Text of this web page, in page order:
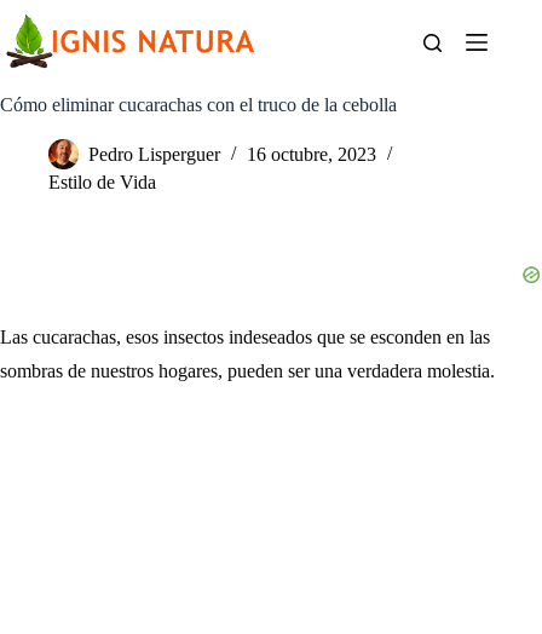
contenido
Cómo eliminar cucarachas con el truco de la cebolla
Pedro Lisperguer
16 octubre, 2023
Estilo de Vida
Las cucarachas, esos insectos indeseados que se esconden en las
sombras de nuestros hogares, pueden ser una verdadera molestia.